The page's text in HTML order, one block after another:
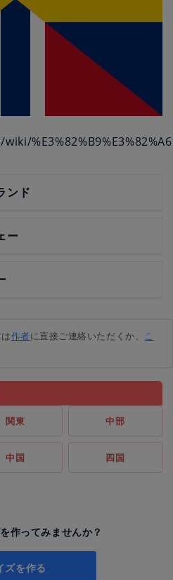
ンド
ー
作者に直接ご連絡いただくか、 こ
関東 中部
中国 四国
作ってみませんか？
ズを作る